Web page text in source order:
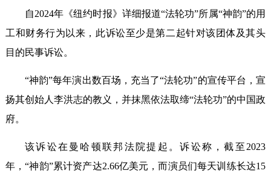
自2024年《纽约时报》详细报道“法轮功”所属“神韵”的用
工和财务行为以来，此诉讼至少是第二起针对该团体及其头
目的民事诉讼。
“神韵”每年演出数百场，充当了“法轮功”的宣传平台，宣
扬其创始人李洪志的教义，并抹黑依法取缔“法轮功”的中国政
府。
该诉讼在曼哈顿联邦法院提起。诉讼称，截至2023
年，“神韵”累计资产达2.66亿美元，而演员们每天训练长达15